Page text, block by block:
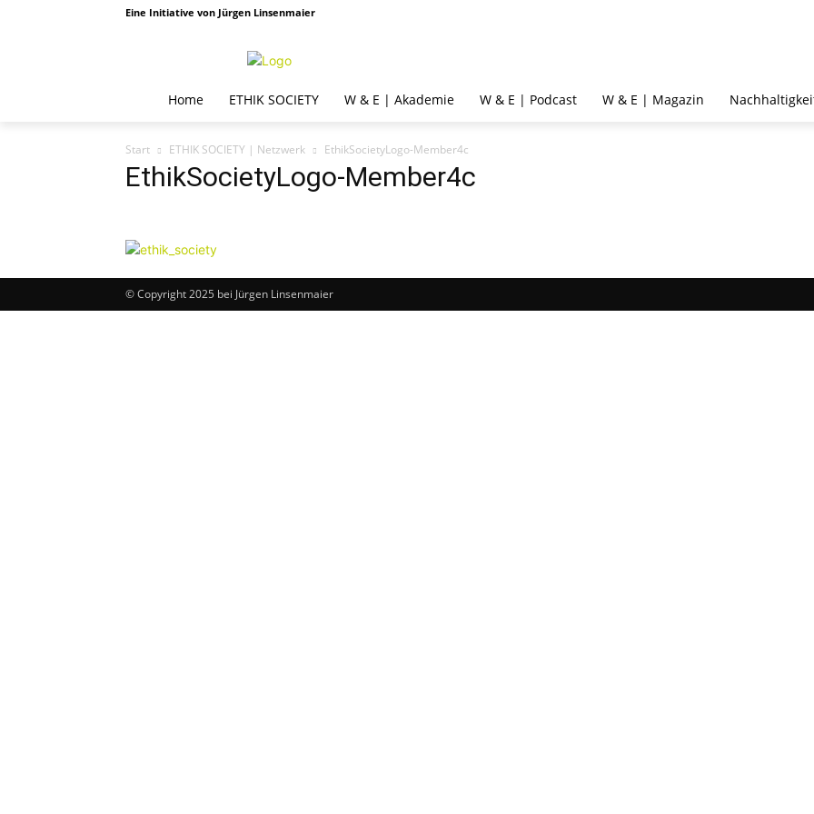
Eine Initiative von Jürgen Linsenmaier
Home ETHIK SOCIETY W & E | Akademie W & E | Podcast W & E | Magazin
Start ETHIK SOCIETY | Netzwerk EthikSocietyLogo-Member4c
EthikSocietyLogo-Member4c
© Copyright 2025 bei Jürgen Linsenmaier